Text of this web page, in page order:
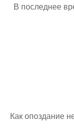
В последнее
Как опоздание